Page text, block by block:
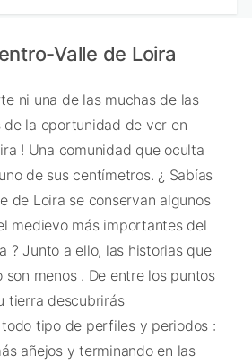
Valle de Loira
ni una de las muchas de las
de la oportunidad de ver en
! Una comunidad que oculta
de sus centímetros. ¿ Sabías
de Loira se conservan algunos
medievo más importantes del
? Junto a ello, las historias que
son menos . De entre los puntos
tierra descubrirás
tipo de perfiles y periodos :
añejos y terminando en las